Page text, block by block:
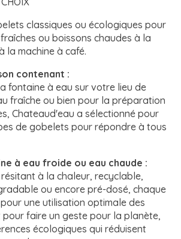
classiques ou écologiques pour
ou boissons chaudes à la
la machine à café.
contenant :
fontaine à eau sur votre lieu de
fraîche ou bien pour la préparation
Chateaud'eau a sélectionné pour
de gobelets pour répondre à tous
à eau froide ou eau chaude :
à la chaleur, recyclable,
ou encore pré-dosé, chaque
une utilisation optimale des
pour faire un geste pour la planète,
écologiques qui réduisent